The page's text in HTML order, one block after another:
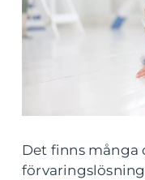
Det finns många